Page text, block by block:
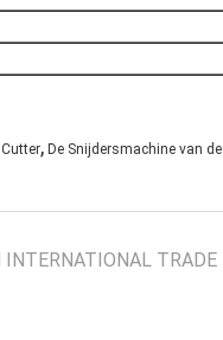
, De Snijdersmachine van
INTERNATIONAL TRADE